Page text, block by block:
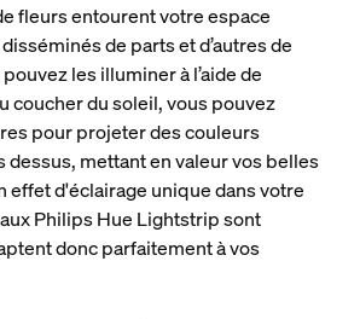
fleurs entourent votre espace
de parts et d’autres de
les illuminer à l’aide de
coucher du soleil, vous pouvez
pour projeter des couleurs
mettant en valeur vos belles
effet d'éclairage unique dans votre
Philips Hue Lightstrip sont
donc parfaitement à vos